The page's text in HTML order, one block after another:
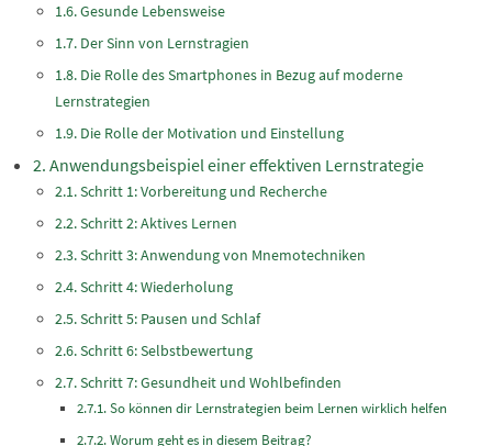
Gesunde Lebensweise
Der Sinn von Lernstragien
Die Rolle des Smartphones in Bezug auf moderne
Lernstrategien
Die Rolle der Motivation und Einstellung
Anwendungsbeispiel einer effektiven Lernstrategie
Schritt 1: Vorbereitung und Recherche
Schritt 2: Aktives Lernen
Schritt 3: Anwendung von Mnemotechniken
Schritt 4: Wiederholung
Schritt 5: Pausen und Schlaf
Schritt 6: Selbstbewertung
Schritt 7: Gesundheit und Wohlbefinden
So können dir Lernstrategien beim Lernen wirklich helfen
Worum geht es in diesem Beitrag?